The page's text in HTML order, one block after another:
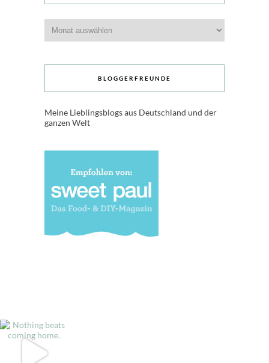
BLOGGERFREUNDE
Meine Lieblingsblogs aus Deutschland und der
ganzen Welt